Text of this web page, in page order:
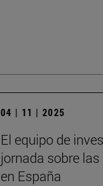
04 | 11 | 2025
El equipo de
jornada sobre
en España